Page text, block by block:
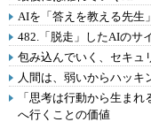
AIを「答えを教える先生
482.「脱走」したAIのサ
包み込んでいく、セキュ
人間は、弱いからハッキ
「思考は行動から生ま
へ行くことの価値